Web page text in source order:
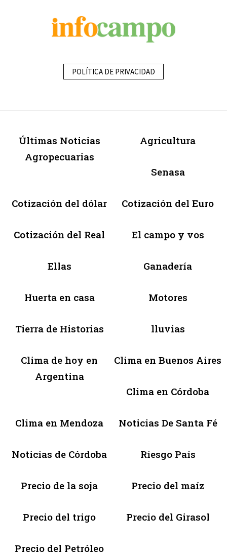
POLÍTICA DE PRIVACIDAD
Últimas Noticias
Agropecuarias
Agricultura
Senasa
Cotización del dólar Cotización del Euro
Cotización del Real El campo y vos
Ellas Ganadería
Huerta en casa Motores
Tierra de Historias lluvias
Clima de hoy en
Argentina
Clima en Buenos Aires
Clima en Córdoba
Clima en Mendoza Noticias De Santa Fé
Noticias de Córdoba Riesgo País
Precio de la soja Precio del maíz
Precio del trigo Precio del Girasol
Precio del Petróleo